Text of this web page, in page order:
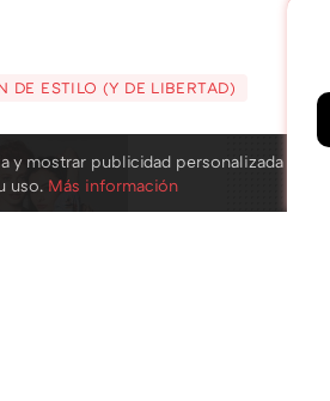
DE ESTILO (Y DE LIBERTAD)
y mostrar publicidad personalizada
uso. Más información